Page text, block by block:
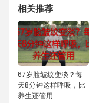
相关推荐
67岁脸皱纹变淡？每
天8分钟这样呼吸，比
养生还管用